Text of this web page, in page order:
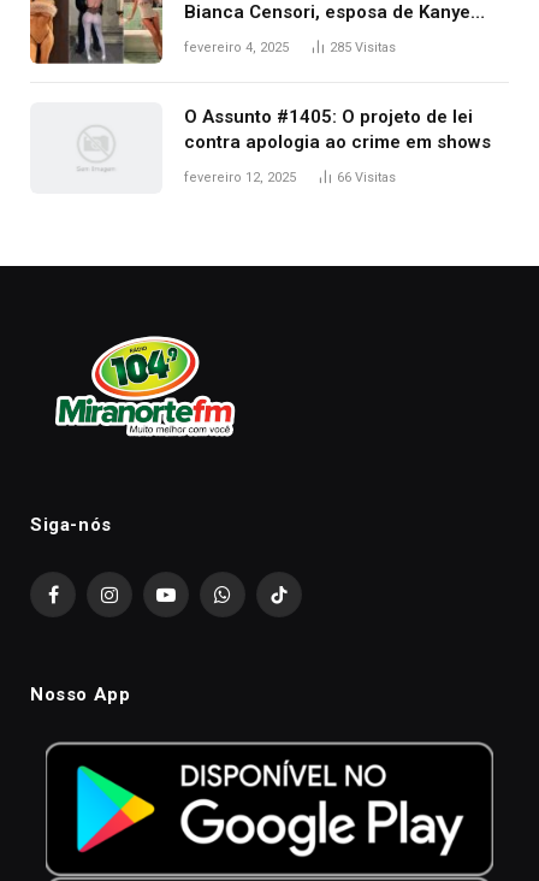
Bianca Censori, esposa de Kanye
West que apareceu nua no Grammy
fevereiro 4, 2025 285 Visitas
O Assunto #1405: O projeto de lei
contra apologia ao crime em shows
fevereiro 12, 2025 66 Visitas
Siga-nós
FacebookInstagramYouTubeWhatsAppTikTok
Nosso App